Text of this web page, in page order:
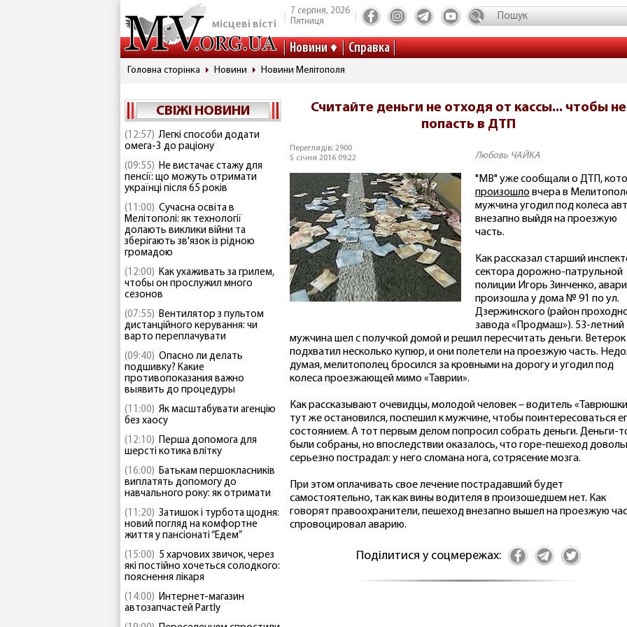
місцеві вісті
7 серпня, 2026
Пятниця
Новини Справка
Головна сторінка Новини Новини Мелітополя
СВІЖІ НОВИНИ
(12:57) Легкі способи додати
омега-3 до раціону
(09:55) Не вистачає стажу для
пенсії: що можуть отримати
українці після 65 років
(11:00) Сучасна освіта в
Мелітополі: як технології
долають виклики війни та
зберігають зв'язок із рідною
громадою
(12:00) Как ухаживать за грилем,
чтобы он прослужил много
сезонов
(07:55) Вентилятор з пультом
дистанційного керування: чи
варто переплачувати
(09:40) Опасно ли делать
подшивку? Какие
противопоказания важно
выявить до процедуры
(11:00) Як масштабувати агенцію
без хаосу
(12:10) Перша допомога для
шерсті котика влітку
(16:00) Батькам першокласників
виплатять допомогу до
навчального року: як отримати
(11:20) Затишок і турбота щодня:
новий погляд на комфортне
життя у пансіонаті “Едем”
(15:00) 5 харчових звичок, через
які постійно хочеться солодкого:
пояснення лікаря
(14:00) Интернет-магазин
автозапчастей Partly
Считайте деньги не отходя от кассы... чтобы не
попасть в ДТП
Переглядів: 2900
5 січня 2016 09:22
Любовь ЧАЙКА
"МВ" уже сообщали о ДТП,
произошло вчера в
мужчина угодил под колеса
внезапно выйдя на проезжую
часть.
Как рассказал старший
сектора дорожно-патрульной
полиции Игорь Зинченко,
произошла у дома № 91 по ул.
Дзержинского (район
завода «Продмаш»). 53-летний
мужчина шел с получкой домой и решил пересчитать деньги. Ветерок
подхватил несколько купюр, и они полетели на проезжую часть.
думая, мелитополец бросился за кровными на дорогу и угодил под
колеса проезжающей мимо «Таврии».
Как рассказывают очевидцы, молодой человек – водитель
тут же остановился, поспешил к мужчине, чтобы поинтересоваться
состоянием. А тот первым делом попросил собрать деньги. Деньги-
были собраны, но впоследствии оказалось, что горе-пешеход
серьезно пострадал: у него сломана нога, сотрясение мозга.
При этом оплачивать свое лечение пострадавший будет
самостоятельно, так как вины водителя в произошедшем нет. Как
говорят правоохранители, пешеход внезапно вышел на проезжую
спровоцировал аварию.
Поділитися у соцмережах: